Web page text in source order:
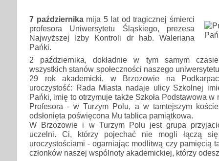
7 październikamija 5 lat od tragicznej śmierci
profesora Uniwersytetu Śląskiego, prezesa
Najwyższej Izby Kontroli dr hab. Waleriana
Pańki.
2 października, dokładnie w tym samym
wszystkich stanów społeczności naszego
29 rok akademicki, w Brzozowie na
uroczystość: Rada Miasta nadaje ulicy Szkolnej
Pańki, imię to otrzymuje także Szkoła Podstawowa
Profesora - w Turzym Polu, a w tamtejszym
odsłonięta poświęcona Mu tablica pamiątkowa.
W Brzozowie i w Turzym Polu jest grupa
uczelni. Ci, którzy pojechać nie mogli łączą
uroczystościami - ogarniając modlitwą czy pamięcią
członków naszej wspólnoty akademickiej, którzy